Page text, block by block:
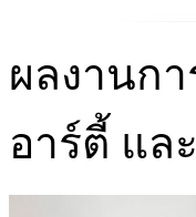
ผลงานก
อาร์ตี้ แล